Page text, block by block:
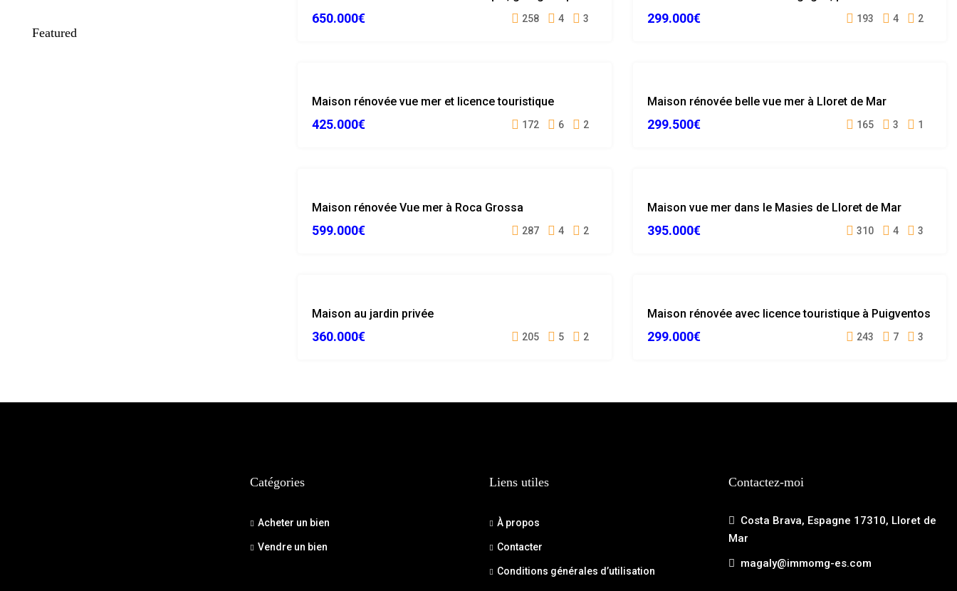
650.000€ 258 4 3 299.000€ 193 4 2
TOURISTIQUE
Maison rénovée vue mer et licence touristique
425.000€ 172 6 2
VENDUE
Maison rénovée belle vue mer à Lloret de Mar
299.500€ 165 3 1
Maison rénovée Vue mer à Roca Grossa
599.000€ 287 4 2
Maison vue mer dans le Masies de Lloret de Mar
395.000€ 310 4 3
Maison au jardin privée
360.000€ 205 5 2
Maison rénovée avec licence touristique à Puigventos
299.000€ 243 7 3
Featured
Catégories
Acheter un bien
Vendre un bien
Liens utiles
À propos
Contacter
Conditions générales d’utilisation
Contactez-moi
Costa Brava, Espagne 17310, Lloret de
Mar
magaly@immomg-es.com